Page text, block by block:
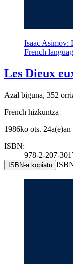
Isaac Asimov:
French
Les Dieux
Azal biguna, 352
French hizkuntza
1986ko ots.
ISBN:
978-2-207-
ISBN-a kopiatu